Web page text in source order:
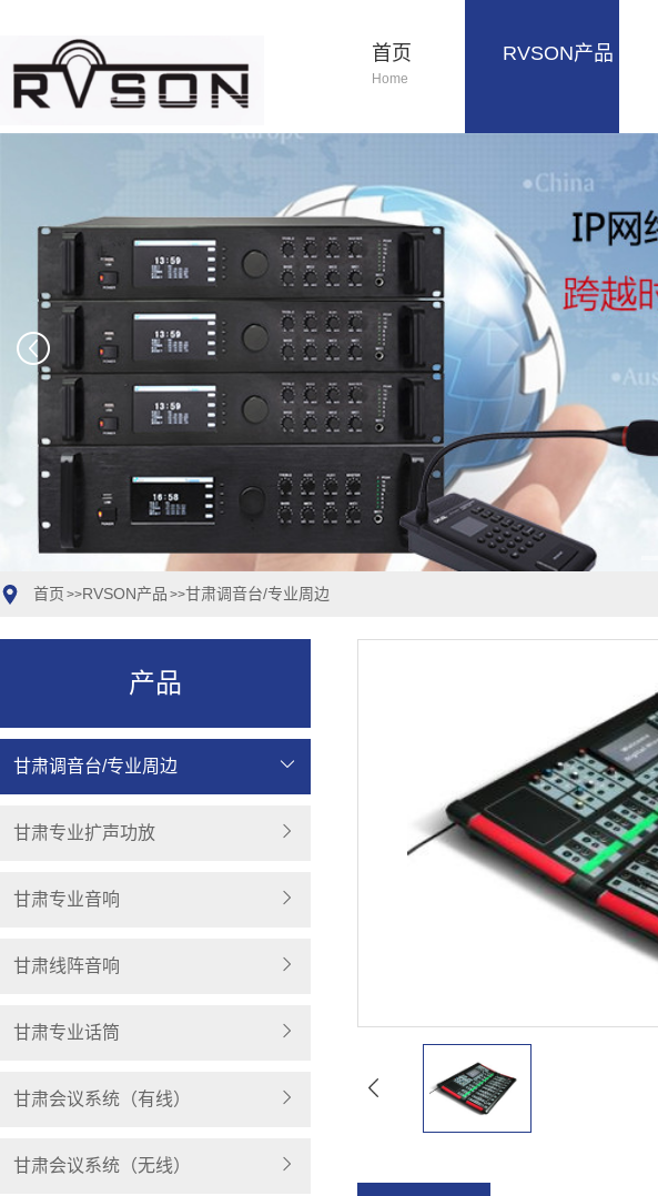
首页
Home
RVSON产品
首页 >>RVSON产品 >>甘肃调音台/专业周边
产品
甘肃调音台/专业周边
甘肃专业扩声功放
甘肃专业音响
甘肃线阵音响
甘肃专业话筒
甘肃会议系统（有线）
甘肃会议系统（无线）